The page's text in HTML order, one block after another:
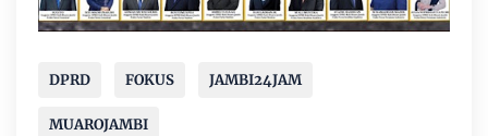
DPRD FOKUS JAMBI24JAM
MUAROJAMBI